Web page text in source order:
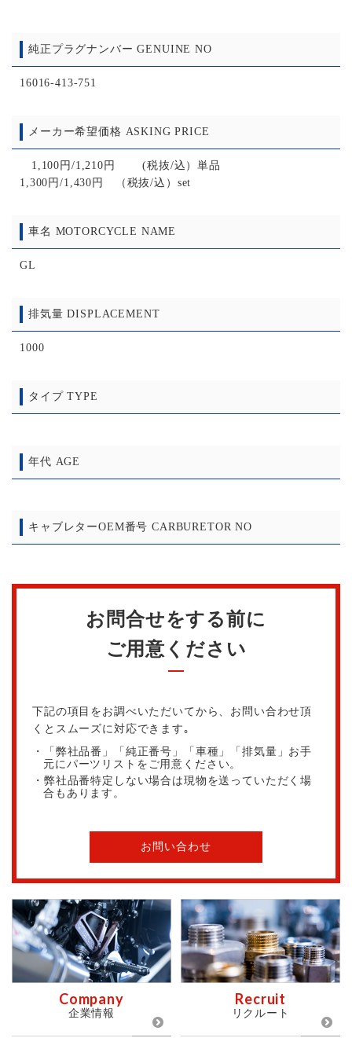
純正プラグナンバー GENUINE NO
16016-413-751
メーカー希望価格 ASKING PRICE
1,100円/1,210円 (税抜/込）単品
1,300円/1,430円 （税抜/込）set
車名 MOTORCYCLE NAME
GL
排気量 DISPLACEMENT
1000
タイプ TYPE
年代 AGE
キャブレターOEM番号 CARBURETOR NO
お問合せをする前に
ご用意ください
下記の項目をお調べいただいてから、お問い合わせ頂
くとスムーズに対応できます｡
・「弊社品番」「純正番号」「車種」「排気量」お手
元にパーツリストをご用意ください。
・弊社品番特定しない場合は現物を送っていただく場
合もあります。
お問い合わせ
Company
企業情報
Recruit
リクルート